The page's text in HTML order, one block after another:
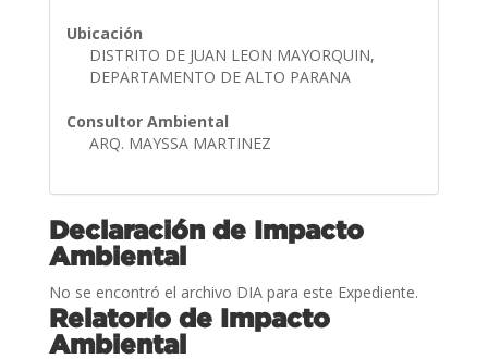
Ubicación
DISTRITO DE JUAN LEON MAYORQUIN,
DEPARTAMENTO DE ALTO PARANA
Consultor Ambiental
ARQ. MAYSSA MARTINEZ
Declaración de Impacto
Ambiental
No se encontró el archivo DIA para este Expediente.
Relatorio de Impacto
Ambiental